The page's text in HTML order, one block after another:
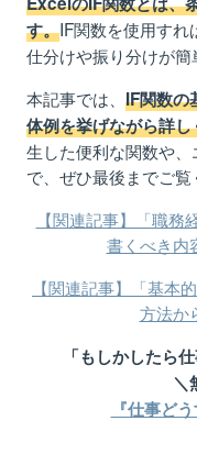
す。IF関数を使用す
仕分けや振り分けが簡
本記事では、 IF関数の
体例を挙げながら詳し
生した便利な関数や
で、ぜひ最後までご覧
【関連記事】「職務
書くべき内
【関連記事】「基本
方法か
「もしかしたら
＼
『仕事ど